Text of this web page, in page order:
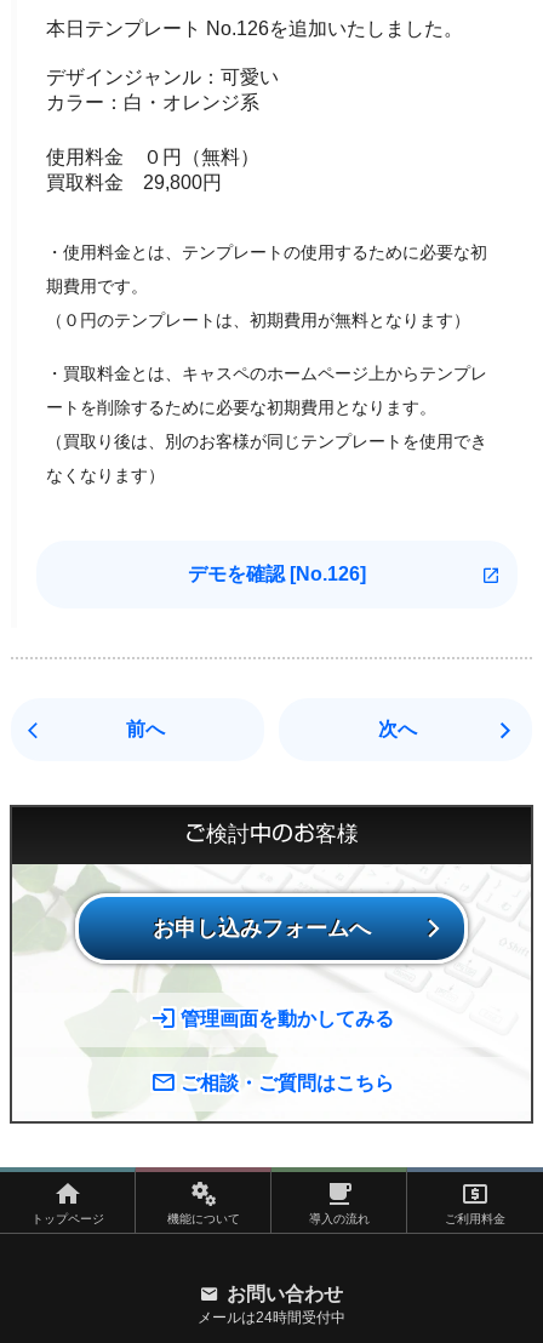
本日テンプレート No.126を追加いたしました。
デザインジャンル：可愛い
カラー：白・オレンジ系
使用料金 ０円（無料）
買取料金 29,800円
・使用料金とは、テンプレートの使用するために必要な初
期費用です。
（０円のテンプレートは、初期費用が無料となります）
・買取料金とは、キャスペのホームページ上からテンプレ
ートを削除するために必要な初期費用となります。
（買取り後は、別のお客様が同じテンプレートを使用でき
なくなります）
デモを確認 [No.126]
前へ 次へ
ご検討中のお客様
お申し込みフォームへ
管理画面を動かしてみる
ご相談・ご質問はこちら
トップページ 機能について 導入の流れ ご利用料金
お問い合わせ
メールは24時間受付中